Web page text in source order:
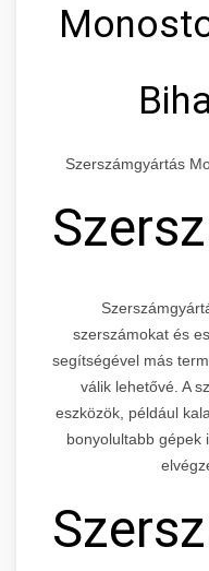
Szerszámgyártás
szerszámokat és
segítségével más
válik lehetővé. A
eszközök, például
bonyolultabb gépek